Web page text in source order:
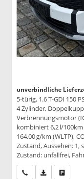
unverbindliche
5-türig, 1.6 T-GDI 150
4 Zylinder,
Verbrennungsmotor
kombiniert 6,2 l/
164.00 g/km (WLTP),
Zustand, Aussehen: 1,
Zustand: unfallfrei,
Wir rufen Sie an
PDF-Datei,